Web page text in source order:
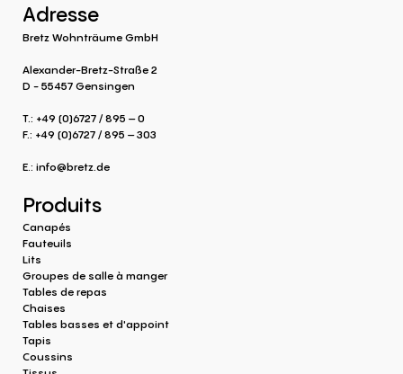
Adresse
Bretz Wohnträume GmbH
Alexander-Bretz-Straße 2
D - 55457 Gensingen
T.: +49 (0)6727 / 895 – 0
F.: +49 (0)6727 / 895 – 303
E.: info@bretz.de
Produits
Canapés
Fauteuils
Lits
Groupes de salle à manger
Tables de repas
Chaises
Tables basses et d'appoint
Tapis
Coussins